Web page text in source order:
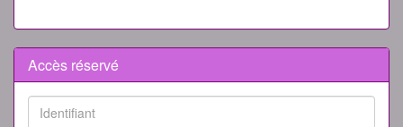
Accès réservé